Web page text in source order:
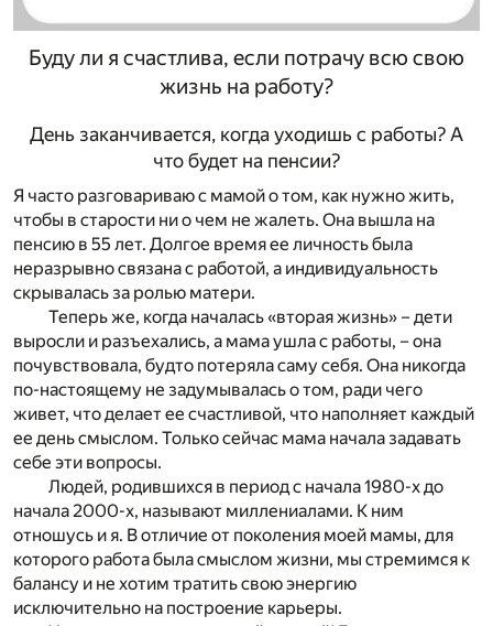
Буду ли я счастлива, если потрачу всю свою
жизнь на работу?
День заканчивается, когда уходишь с работы? А
что будет на пенсии?
Я часто разговариваю с мамой о том, как нужно жить,
чтобы в старости ни о чем не жалеть. Она вышла на
пенсию в 55 лет. Долгое время ее личность была
неразрывно связана с работой, а индивидуальность
скрывалась за ролью матери.
Теперь же, когда началась «вторая жизнь» – дети
выросли и разъехались, а мама ушла с работы, – она
почувствовала, будто потеряла саму себя. Она никогда
по-настоящему не задумывалась о том, ради чего
живет, что делает ее счастливой, что наполняет каждый
ее день смыслом. Только сейчас мама начала задавать
себе эти вопросы.
Людей, родившихся в период с начала 1980-х до
начала 2000-х, называют миллениалами. К ним
отношусь и я. В отличие от поколения моей мамы, для
которого работа была смыслом жизни, мы стремимся к
балансу и не хотим тратить свою энергию
исключительно на построение карьеры.